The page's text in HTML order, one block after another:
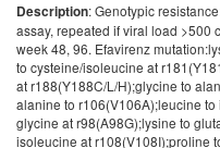
Description: Genotypic
assay, repeated if viral load >500
week 48, 96. Efavirenz
to cysteine/isoleucine at
at r188(Y188C/L/H);glycine to
alanine to r106(V106A);leucine
glycine at r98(A98G);lysine to
isoleucine at r108(V108I);proline